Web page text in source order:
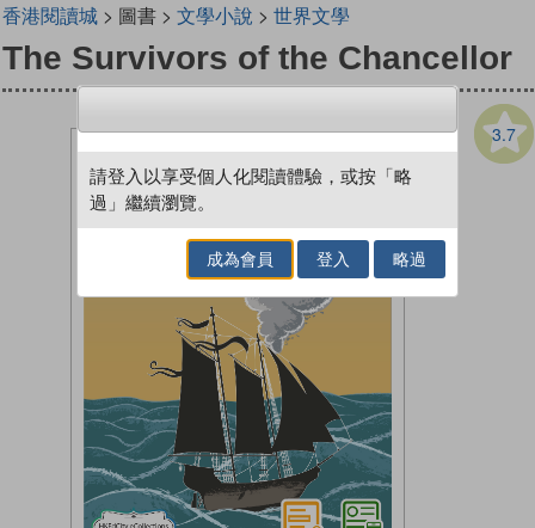
香港閱讀城> 圖書 > 文學小說 > 世界文學
The Survivors of the Chancellor
3.7
請登入以享受個人化閱讀體驗，或按「略
過」繼續瀏覽。
成為會員 登入 略過